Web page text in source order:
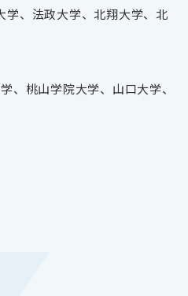
学、法政大学、北翔大学、北
、桃山学院大学、山口大学、